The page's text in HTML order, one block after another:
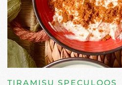
TIRAMISU SPECULOOS